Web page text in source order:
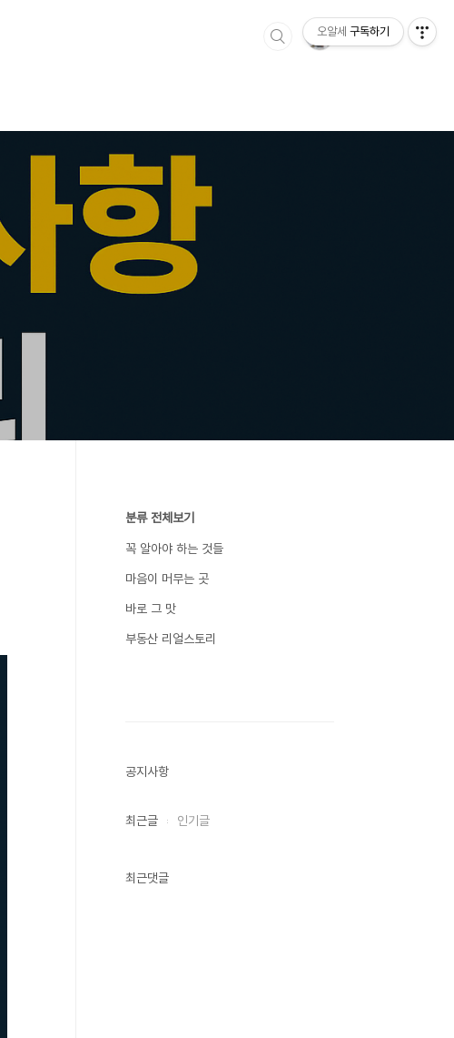
분류 전체보기
꼭 알아야 하는 것들
마음이 머무는 곳
바로 그 맛
부동산 리얼스토리
공지사항
최근글 인기글
최근댓글
오알세 구독하기